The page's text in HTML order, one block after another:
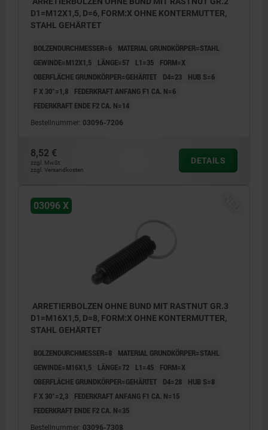
D1=M12X1,5, D=6, FORM:X OHNE KONTERMUTTER,
STAHL GEHÄRTET
BOLZENDURCHMESSER=6
MATERIAL GRUNDKÖRPER=STAHL
GEWINDE=M12X1,5
LÄNGE=57 L1=35
FORM=X
OBERFLÄCHE GRUNDKÖRPER=GEHÄRTET
D4=23
HUB S=6
F X 30°=1,8
FEDERKRAFT ANFANG F1 CA. N=6
FEDERKRAFT ENDE F2 CA. N=14
Bestellnummer: 03096-7206
8,52 €
zzgl. MwSt.
zzgl. Versandkosten
DETAILS
03096 X
ARRETIERBOLZEN OHNE BUND MIT RASTNUT GR.3
D1=M16X1,5, D=8, FORM:X OHNE KONTERMUTTER,
STAHL GEHÄRTET
BOLZENDURCHMESSER=8
MATERIAL GRUNDKÖRPER=STAHL
GEWINDE=M16X1,5
LÄNGE=72 L1=45
FORM=X
OBERFLÄCHE GRUNDKÖRPER=GEHÄRTET
D4=28
HUB S=8
F X 30°=2,3
FEDERKRAFT ANFANG F1 CA. N=15
FEDERKRAFT ENDE F2 CA. N=35
Bestellnummer: 03096-7308